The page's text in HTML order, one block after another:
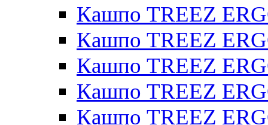
Кашпо TREEZ
Кашпо TREEZ
Кашпо TREEZ
Кашпо TREEZ
Кашпо TREEZ